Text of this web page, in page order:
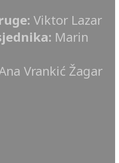
Viktor Lazar
Marin
Vrankić Žagar